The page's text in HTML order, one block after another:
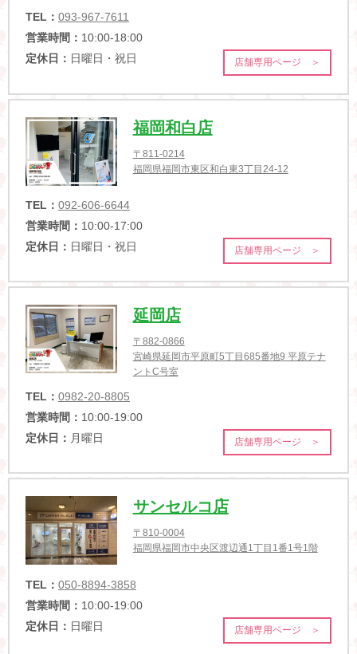
TEL： 093-967-7611
営業時間： 10:00-18:00
定休日： 日曜日・祝日 店舗専用ページ ＞
福岡和白店
〒811-0214
福岡県福岡市東区和白東3丁目24-12
TEL： 092-606-6644
営業時間： 10:00-17:00
定休日： 日曜日・祝日 店舗専用ページ ＞
延岡店
〒882-0866
宮崎県延岡市平原町5丁目685番地9 平原テナ
ントC号室
TEL： 0982-20-8805
営業時間： 10:00-19:00
定休日： 月曜日 店舗専用ページ ＞
サンセルコ店
〒810-0004
福岡県福岡市中央区渡辺通1丁目1番1号1階
TEL： 050-8894-3858
営業時間： 10:00-19:00
定休日： 日曜日 店舗専用ページ ＞